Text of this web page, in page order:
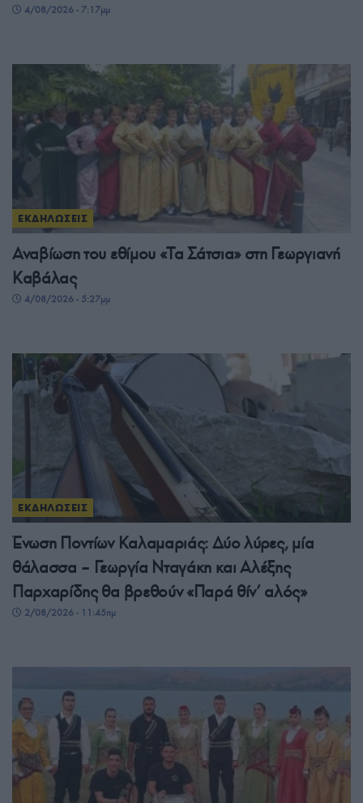
4/08/2026 - 7:17μμ
ΕΚΔΗΛΩΣΕΙΣ
Αναβίωση του εθίμου «Τα Σάτσια» στη Γεωργιανή
Καβάλας
4/08/2026 - 5:27μμ
ΕΚΔΗΛΩΣΕΙΣ
Ένωση Ποντίων Καλαμαριάς: Δύο λύρες, μία
θάλασσα – Γεωργία Νταγάκη και Αλέξης
Παρχαρίδης θα βρεθούν «Παρά θίν’ αλός»
2/08/2026 - 11:45πμ